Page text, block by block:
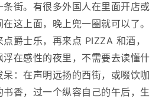
街。有很多外国人在里面开店或
这上面，晚上兜一圈就可以了。
爵士乐，再来点 PIZZA 和酒，
在感性的夜里，不需要去读懂什
：在声明远扬的西街，或啜饮咖
香，过一个纵容自己的午后，生